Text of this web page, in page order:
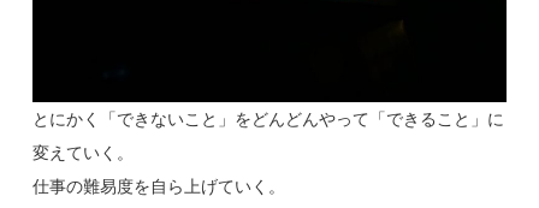
とにかく「できないこと」をどんどんやって「できること」に
変えていく。
仕事の難易度を自ら上げていく。